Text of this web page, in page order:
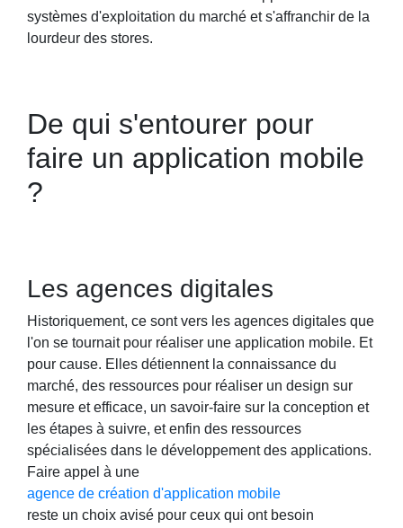
systèmes d'exploitation du marché et s'affranchir de la
lourdeur des stores.
De qui s'entourer pour
faire un application mobile
?
Les agences digitales
Historiquement, ce sont vers les agences digitales que
l'on se tournait pour réaliser une application mobile. Et
pour cause. Elles détiennent la connaissance du
marché, des ressources pour réaliser un design sur
mesure et efficace, un savoir-faire sur la conception et
les étapes à suivre, et enfin des ressources
spécialisées dans le développement des applications.
Faire appel à une
agence de création d'application mobile
reste un choix avisé pour ceux qui ont besoin